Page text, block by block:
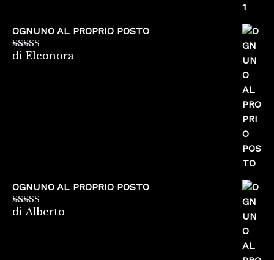
OGNUNO AL PROPRIO POSTO
Valutato5su
di Eleonora
OGNUNO AL PROPRIO POSTO
Valutato5su
di Alberto